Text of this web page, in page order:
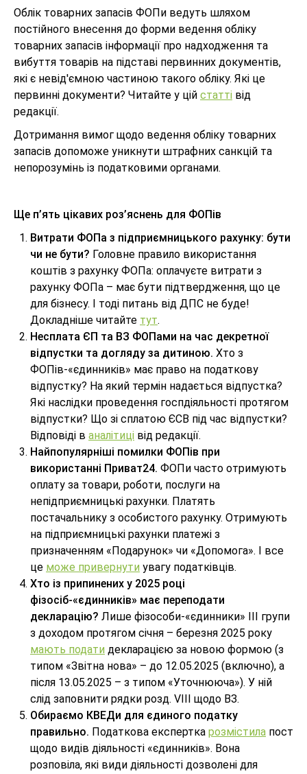
Облік товарних запасів ФОПи ведуть шляхом
постійного внесення до форми ведення обліку
товарних запасів інформації про надходження та
вибуття товарів на підставі первинних документів,
які є невід'ємною частиною такого обліку. Які це
первинні документи? Читайте у цій статті від
редакції.
Дотримання вимог щодо ведення обліку товарних
запасів допоможе уникнути штрафних санкцій та
непорозумінь із податковими органами.
Ще п’ять цікавих роз’яснень для ФОПів
Витрати ФОПа з підприємницького рахунку: бути
чи не бути? Головне правило використання
коштів з рахунку ФОПа: оплачуєте витрати з
рахунку ФОПа – має бути підтвердження, що це
для бізнесу. І тоді питань від ДПС не буде!
Докладніше читайте тут.
Несплата ЄП та ВЗ ФОПами на час декретної
відпустки та догляду за дитиною. Хто з
ФОПів-«єдинників» має право на податкову
відпустку? На який термін надається відпустка?
Які наслідки проведення госпдіяльності протягом
відпустки? Що зі сплатою ЄСВ під час відпустки?
Відповіді в аналітиці від редакції.
Найпопулярніші помилки ФОПів при
використанні Приват24. ФОПи часто отримують
оплату за товари, роботи, послуги на
непідприємницькі рахунки. Платять
постачальнику з особистого рахунку. Отримують
на підприємницькі рахунки платежі з
призначенням «Подарунок» чи «Допомога». І все
це може привернути увагу податківців.
Хто із припинених у 2025 році
фізосіб-«єдинників» має переподати
декларацію? Лише фізособи-«єдинники» ІІІ групи
з доходом протягом січня – березня 2025 року
мають подати декларацією за новою формою (з
типом «Звітна нова» – до 12.05.2025 (включно), а
після 13.05.2025 – з типом «Уточнююча»). У ній
слід заповнити рядки розд. VІIІ щодо ВЗ.
Обираємо КВЕДи для єдиного податку
правильно. Податкова експертка розмістила пост
щодо видів діяльності «єдинників». Вона
розповіла, які види діяльності дозволені для